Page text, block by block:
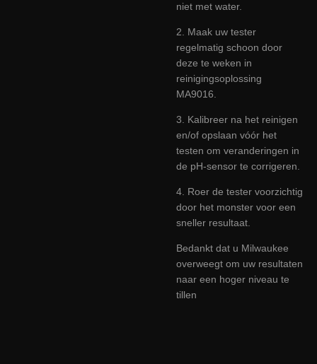
niet met water.
2. Maak uw tester
regelmatig schoon door
deze te weken in
reinigingsoplossing
MA9016.
3. Kalibreer na het reinigen
en/of opslaan vóór het
testen om veranderingen in
de pH-sensor te corrigeren.
4. Roer de tester voorzichtig
door het monster voor een
sneller resultaat.
Bedankt dat u Milwaukee
overweegt om uw resultaten
naar een hoger niveau te
tillen